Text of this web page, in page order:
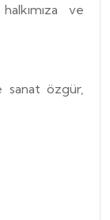
ve
özgür,